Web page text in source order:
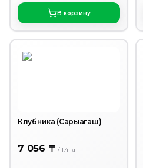
В корзину
Клубника (Сарыагаш)
7 056 〒 /1.4 кг